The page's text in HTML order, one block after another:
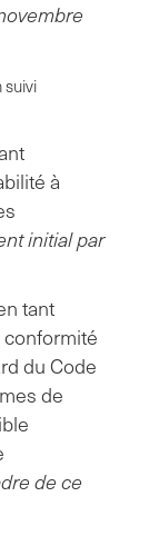
suivi
à
initial par
tant
du Code
de
de ce